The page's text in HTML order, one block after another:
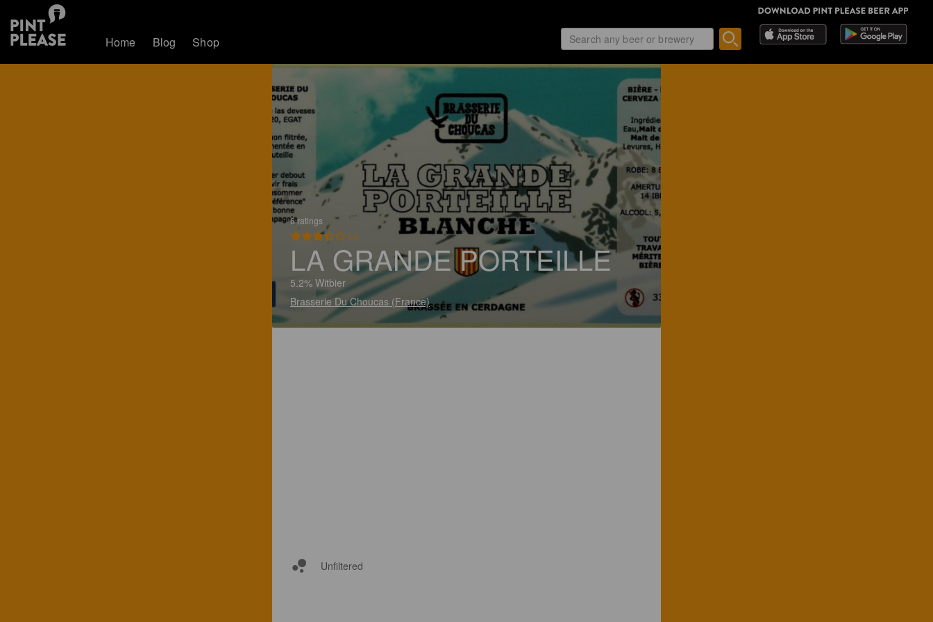
Home Blog Shop
6 ratings
3.5
LA GRANDE PORTEILLE
5.2% Witbier
Brasserie Du Choucas (France)
Unfiltered